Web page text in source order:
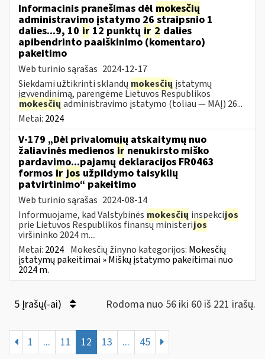
Informacinis pranešimas dėl mokesčių
administravimo įstatymo 26 straipsnio 1
dalies...9, 10 ir 12 punktų ir 2 dalies
apibendrinto paaiškinimo (komentaro)
pakeitimo
Web turinio sąrašas 2024-12-17
Siekdami užtikrinti sklandų mokesčių įstatymų
įgyvendinimą, parengėme Lietuvos Respublikos
mokesčių administravimo įstatymo (toliau — MAĮ) 26...
Metai: 2024
V-179 „Dėl privalomųjų atskaitymų nuo
žaliavinės medienos ir nenukirsto miško
pardavimo...pajamų deklaracijos FR0463
formos ir jos užpildymo taisyklių
patvirtinimo“ pakeitimo
Web turinio sąrašas 2024-08-14
Informuojame, kad Valstybinės mokesčių inspekcijos
prie Lietuvos Respublikos finansų ministerijos
viršininko 2024 m....
Metai: 2024 Mokesčių žinyno kategorijos: Mokesčių
įstatymų pakeitimai » Miškų įstatymo pakeitimai nuo
2024 m.
5 Įrašų(-ai) Rodoma nuo 56 iki 60 iš 221 irašų.
1 ... 11 12 13 ... 45